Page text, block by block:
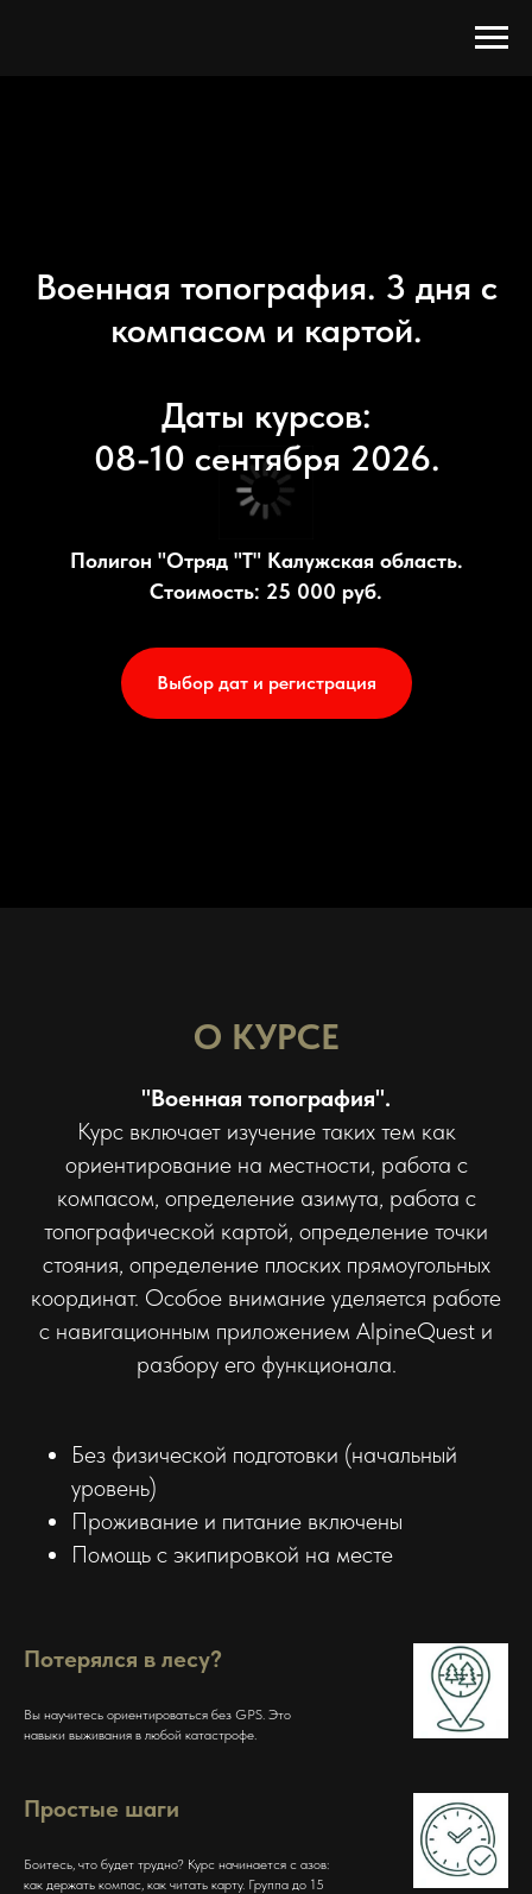
Военная топография. 3 дня с
компасом и картой.
Даты курсов:
08-10 сентября 2026.
Полигон "Отряд "Т" Калужская область.
Стоимость: 25 000 руб.
Выбор дат и регистрация
О КУРСЕ
"Военная топография".
Курс включает изучение таких тем как
ориентирование на местности, работа с
компасом, определение азимута, работа с
топографической картой, определение точки
стояния, определение плоских прямоугольных
координат. Особое внимание уделяется работе
с навигационным приложением AlpineQuest и
разбору его функционала.
Без физической подготовки (начальный
уровень)
Проживание и питание включены
Помощь с экипировкой на месте
Потерялся в лесу?
Вы научитесь ориентироваться без GPS. Это
навыки выживания в любой катастрофе.
Простые шаги
Боитесь, что будет трудно? Курс начинается с азов:
как держать компас, как читать карту. Группа до 15